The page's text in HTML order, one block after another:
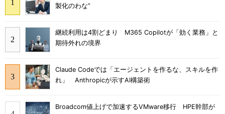
製化のわな”
継続利用は4割どまり M365 Copilotが「効く業務」と
期待外れの境界
Claude Codeでは「エージェントを作るな、スキルを作
れ」 Anthropicが示すAI構築術
Broadcom値上げで加速するVMware移行 HPE幹部が